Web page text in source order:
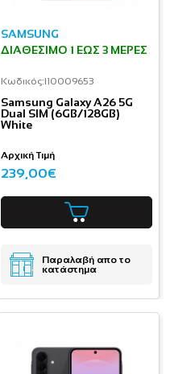
SAMSUNG
ΔΙΑΘΈΣΙΜΟ 1 ΕΩΣ 3 ΜΈΡΕΣ
Κωδικός:I10009653
Samsung Galaxy A26 5G
Dual SIM (6GB/128GB)
White
Αρχική Τιμή
239,00€
Παραλαβή απο το
κατάστημα